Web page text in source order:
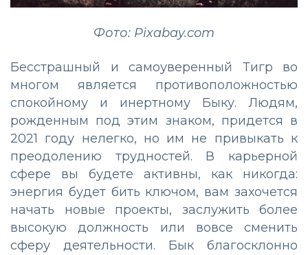
Фото: Pixabay.com
Бесстрашный и самоуверенный Тигр во
многом является противоположностью
спокойному и инертному Быку. Людям,
рожденным под этим знаком, придется в
2021 году нелегко, но им не привыкать к
преодолению трудностей. В карьерной
сфере вы будете активны, как никогда:
энергия будет бить ключом, вам захочется
начать новые проекты, заслужить более
высокую должность или вовсе сменить
сферу деятельности. Бык благосклонно